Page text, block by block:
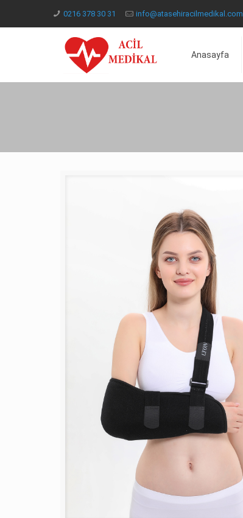
0216 378 30 31 info@atasehiracilmedikal.com
Anasayfa